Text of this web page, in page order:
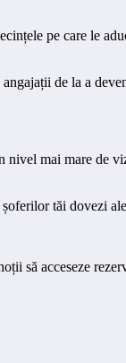
pe care le
de la a
nivel mai mare de
tăi dovezi
să acceseze